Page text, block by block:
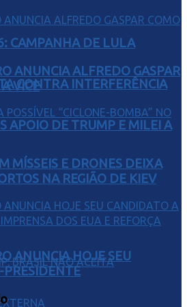
CAMPANHA DE LULA
CONTRA INTERFERÊNCIA
APOIO DE TRUMP E MILEI A
ANUNCIA ALFREDO GASPAR
VICE
MÍSSEIS E DRONES DEIXA
NA REGIÃO DE KIEV
ANUNCIA HOJE SEU
PRESIDENTE